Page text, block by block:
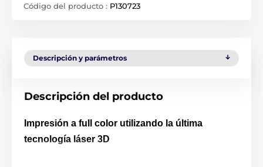
Código del producto : P130723
Descripción y parámetros
Descripción del producto
Impresión a full color utilizando la última
tecnología láser 3D